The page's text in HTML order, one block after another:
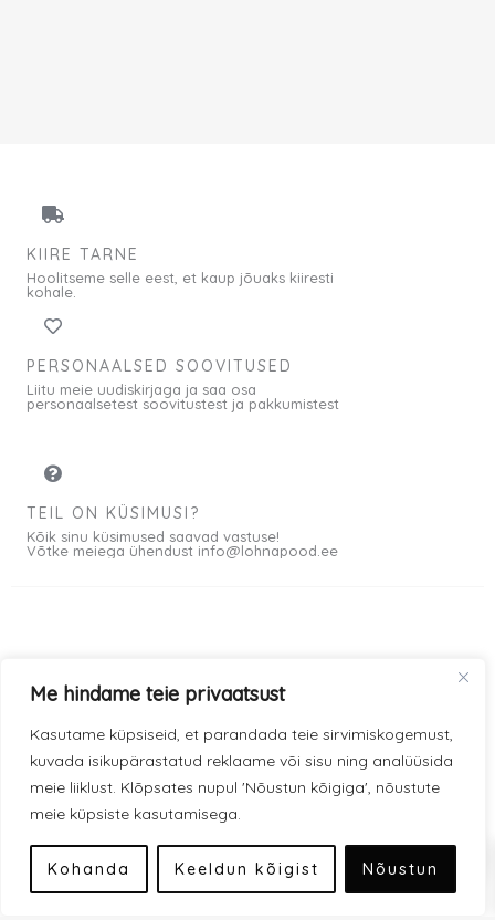
Me hindame teie privaatsust
Kasutame küpsiseid, et parandada teie sirvimiskogemust,
kuvada isikupärastatud reklaame või sisu ning analüüsida
meie liiklust. Klõpsates nupul 'Nõustun kõigiga', nõustute
meie küpsiste kasutamisega.
Kohanda Keeldun kõigist Nõustun
KIIRE TARNE
Hoolitseme selle eest, et kaup jõuaks kiiresti
kohale.
PERSONAALSED SOOVITUSED
Liitu meie uudiskirjaga ja saa osa
personaalsetest soovitustest ja pakkumistest
TEIL ON KÜSIMUSI?
Kõik sinu küsimused saavad vastuse!
Võtke meiega ühendust info@lohnapood.ee
Meist
Privaatsuspoliitika
Müügitingimused
Kauba kohaletoimetamine
Modena makseviisid
© 2026 All rights
Reserved
F
a
c
b
o
o
I
n
s
a
g
r